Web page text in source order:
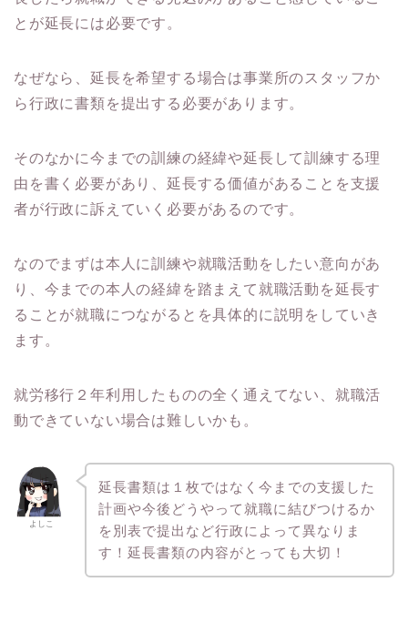
とが延長には必要です。
なぜなら、延長を希望する場合は事業所のスタッフか
ら行政に書類を提出する必要があります。
そのなかに今までの訓練の経緯や延長して訓練する理
由を書く必要があり、延長する価値があることを支援
者が行政に訴えていく必要があるのです。
なのでまずは本人に訓練や就職活動をしたい意向があ
り、今までの本人の経緯を踏まえて就職活動を延長す
ることが就職につながるとを具体的に説明をしていき
ます。
就労移行２年利用したものの全く通えてない、就職活
動できていない場合は難しいかも。
よしこ
延長書類は１枚ではなく今までの支援した
計画や今後どうやって就職に結びつけるか
を別表で提出など行政によって異なりま
す！延長書類の内容がとっても大切！